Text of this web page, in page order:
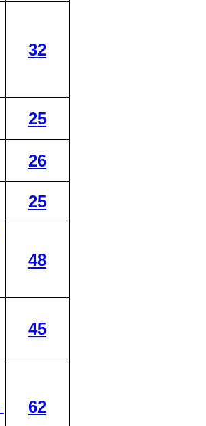
32
25
26
25
48
45
62